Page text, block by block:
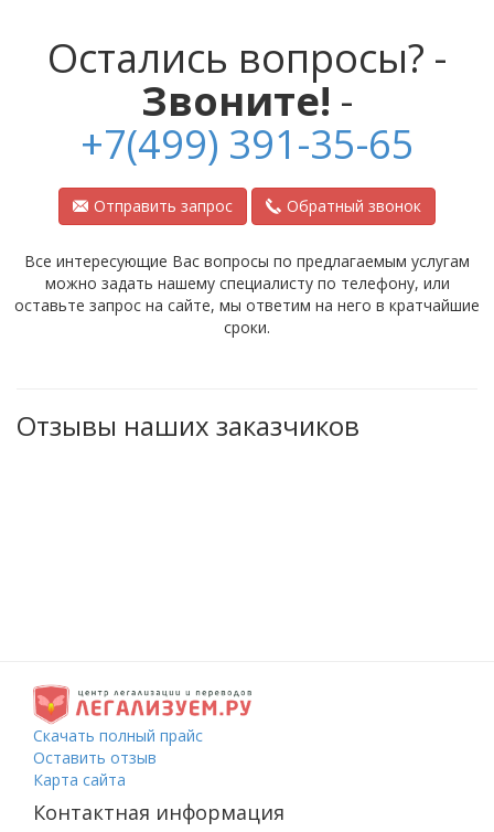
Остались вопросы? -
Звоните! -
+7(499) 391-35-65
Отправить запрос Обратный звонок
Все интересующие Вас вопросы по предлагаемым услугам
можно задать нашему специалисту по телефону, или
оставьте запрос на сайте, мы ответим на него в кратчайшие
сроки.
Отзывы наших заказчиков
Скачать полный прайс
Оставить отзыв
Карта сайта
Контактная информация